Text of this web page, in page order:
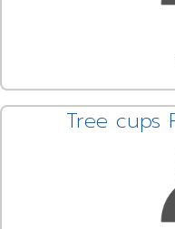
Tree cups